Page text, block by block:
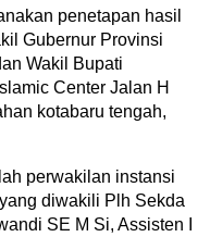
penetapan hasil
Gubernur Provinsi
Wakil Bupati
Center Jalan H
kotabaru tengah,
perwakilan instansi
diwakili Plh Sekda
SE M Si, Assisten I